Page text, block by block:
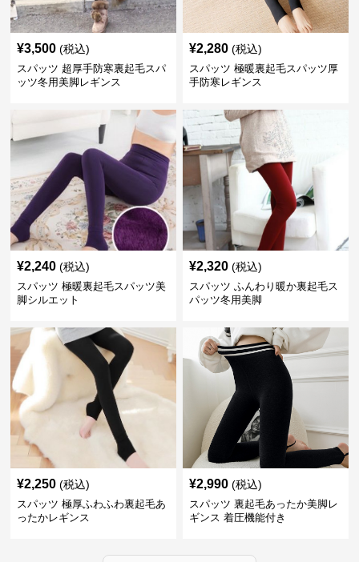
¥3,500 (税込)
スパッツ 超厚手防寒裏起毛スパ
ッツ冬用美脚レギンス
¥2,280 (税込)
スパッツ 極暖裏起毛スパッツ厚
手防寒レギンス
¥2,240 (税込)
スパッツ 極暖裏起毛スパッツ美
脚シルエット
¥2,320 (税込)
スパッツ ふんわり暖か裏起毛ス
パッツ冬用美脚
¥2,250 (税込)
スパッツ 極厚ふわふわ裏起毛あ
ったかレギンス
¥2,990 (税込)
スパッツ 裏起毛あったか美脚レ
ギンス 着圧機能付き